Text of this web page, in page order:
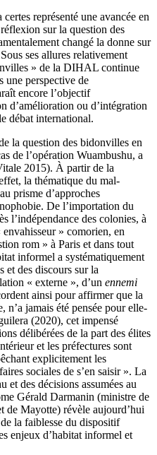
représenté une avancée en
sur la question des
changé la donne sur
ses allures relativement
» de la DIHAL continue
une perspective de
encore l’objectif
d’amélioration ou d’intégration
débat international.
la question des bidonvilles en
de l’opération Wuambushu, a
2015). À partir de la
la thématique du mal-
prisme d’approches
De l’importation du
l’indépendance des colonies, à
» comorien, en
rom » à Paris et dans tout
informel a systématiquement
et des discours sur la
« externe », d’un ennemi
ainsi pour affirmer que la
n’a jamais été pensée pour elle-
(2020), cet impensé
délibérées de la part des élites
et les préfectures sont
explicitement les
sociales de s’en saisir ». La
et des décisions assumées au
Gérald Darmanin (ministre de
de Mayotte) révèle aujourd’hui
la faiblesse du dispositif
enjeux d’habitat informel et